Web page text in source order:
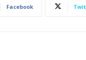
Facebook